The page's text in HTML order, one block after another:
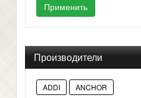
Применить
Производители
ADDI
ANCHOR